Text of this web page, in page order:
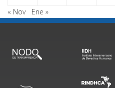
« Nov
Ene »